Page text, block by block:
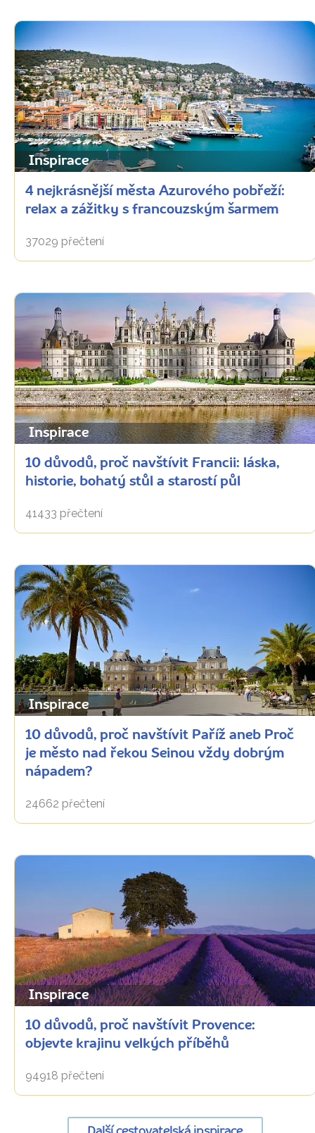
Inspirace
4 nejkrásnější města Azurového pobřeží:
relax a zážitky s francouzským šarmem
37029 přečtení
Inspirace
10 důvodů, proč navštívit Francii: láska,
historie, bohatý stůl a starostí půl
41433 přečtení
Inspirace
10 důvodů, proč navštívit Paříž aneb Proč
je město nad řekou Seinou vždy dobrým
nápadem?
24662 přečtení
Inspirace
10 důvodů, proč navštívit Provence:
objevte krajinu velkých příběhů
94918 přečtení